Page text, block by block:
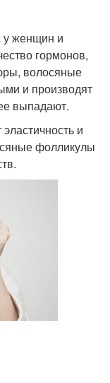
у женщин и
гормонов,
волосяные
и производят
выпадают.
и
фолликулы